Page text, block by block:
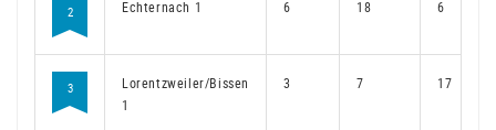
2 Echternach 1 6 18 6
3
Lorentzweiler/Bissen
1
3 7 17